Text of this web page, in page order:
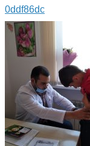
0ddf86dc